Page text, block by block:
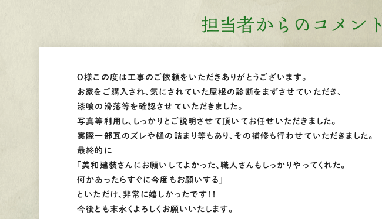
担当者からのコメント
O様この度は工事のご依頼をいただきありがとうございます。
お家をご購入され、気にされていた屋根の診断をまずさせていただき、
漆喰の滑落等を確認させていただきました。
写真等利用し、しっかりとご説明させて頂いてお任せいただきました。
実際一部瓦のズレや樋の詰まり等もあり、その補修も行わせていただきました。
最終的に
「美和建装さんにお願いしてよかった、職人さんもしっかりやってくれた。
何かあったらすぐに今度もお願いする」
といただけ、非常に嬉しかったです！！
今後とも末永くよろしくお願いいたします。